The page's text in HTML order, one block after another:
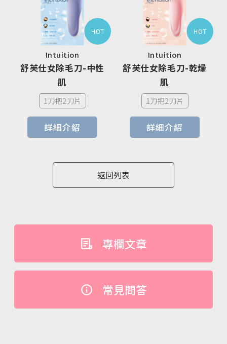
Intuition
舒芙仕女除毛刀-中性
肌
1刀把2刀片
詳細介紹
HOT
Intuition
舒芙仕女除毛刀-乾燥
肌
1刀把2刀片
詳細介紹
HOT
返回列表
專欄文章
常見問答